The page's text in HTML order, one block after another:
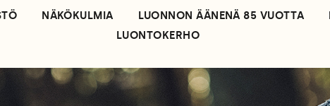
NÄKÖKULMIA LUONNON ÄÄNENÄ 85 VUOTTA
LUONTOKERHO